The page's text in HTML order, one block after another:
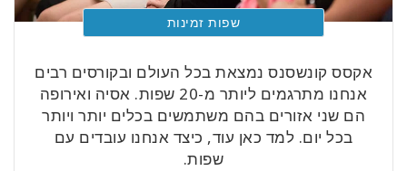
שפות זמינות
אקסס קונשסנס נמצאת בכל העולם ובקורסים רבים
אנחנו מתרגמים ליותר מ-20 שפות. אסיה ואירופה
הם שני אזורים בהם משתמשים בכלים יותר ויותר
בכל יום. למד כאן עוד, כיצד אנחנו עובדים עם
שפות.